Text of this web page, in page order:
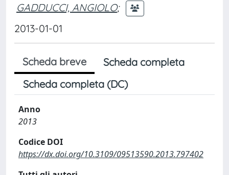
GADDUCCI, ANGIOLO;
2013-01-01
Scheda breve
Scheda completa
Scheda completa (DC)
Anno
2013
Codice DOI
https://dx.doi.org/10.3109/09513590.2013.797402